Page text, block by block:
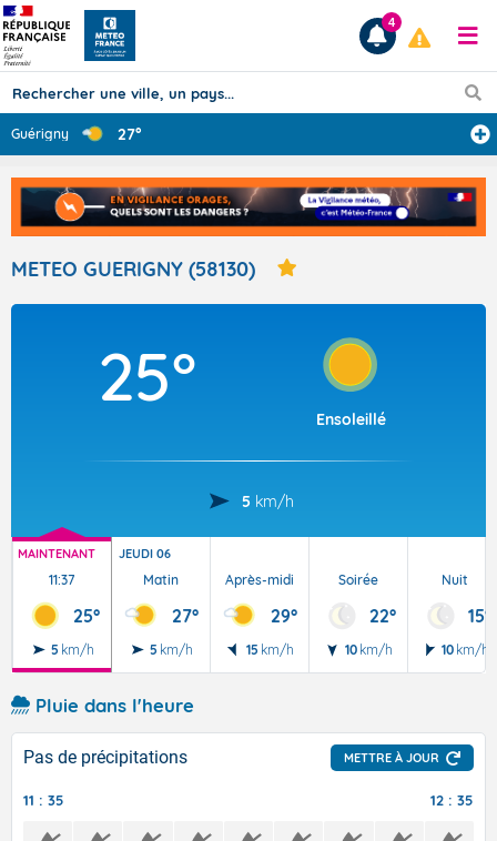
Prévisions
TOUS LES RÉSULTATS
Articles
4
Guérigny 27°
METEO GUERIGNY (58130)
25°
Ensoleillé
5 km/h
MAINTENANT
11:37
25°
5 km/h
JEUDI 06
Matin
27°
5 km/h
Après-midi
29°
15 km/h
Soirée
22°
10 km/h
Nuit
15°
10 km/h
Pluie dans l'heure
Pas de précipitations METTRE À JOUR
11 : 35 12 : 35